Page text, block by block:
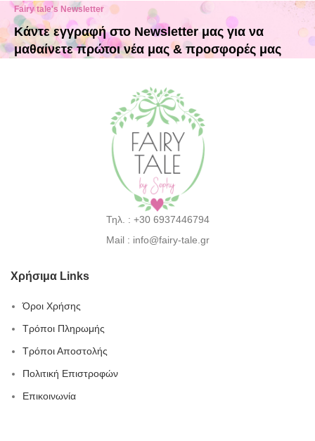
Fairy tale's Newsletter
Κάντε εγγραφή στο Newsletter μας για να
μαθαίνετε πρώτοι νέα μας & προσφορές μας
Τηλ. : +30 6937446794
Mail : info@fairy-tale.gr
Χρήσιμα Links
Όροι Χρήσης
Τρόποι Πληρωμής
Τρόποι Αποστολής
Πολιτική Επιστροφών
Επικοινωνία